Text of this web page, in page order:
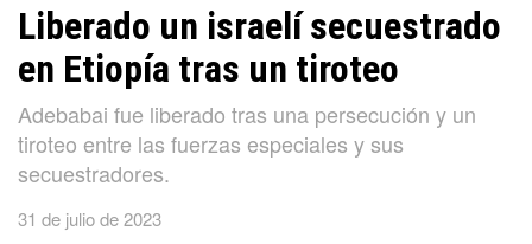
Liberado un israelí secuestrado
en Etiopía tras un tiroteo
Adebabai fue liberado tras una persecución y un
tiroteo entre las fuerzas especiales y sus
secuestradores.
31 de julio de 2023